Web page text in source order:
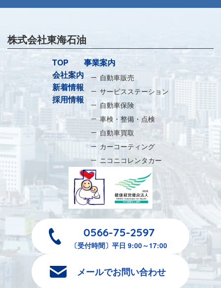
株式会社東海石油
TOP
会社案内
新着情報
採用情報
事業案内
自動車販売
サービスステーション
自動車保険
車検・整備・点検
自動車買取
カーコーティング
ニコニコレンタカー
0566-75-2597
〔受付時間〕平日 9:00～17:00
メールでお問い合わせ